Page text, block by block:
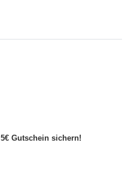
5€ Gutschein sichern!